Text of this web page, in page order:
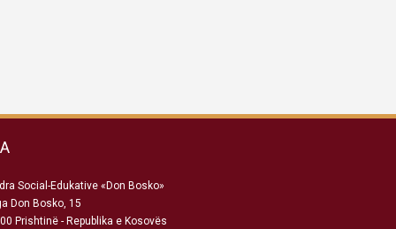
Social-Edukative «Don Bosko»
Don Bosko, 15
Prishtinë - Republika e Kosovës